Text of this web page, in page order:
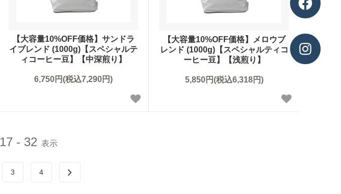
【大容量10%OFF価格】サンドラ
イブレンド (1000g)【スペシャルテ
ィコーヒー豆】【中深煎り】
6,750円(税込7,290円)
【大容量10%OFF価格】メロウブ
レンド (1000g)【スペシャルティコ
ーヒー豆】【浅煎り】
5,850円(税込6,318円)
17 - 32 表示
3 4